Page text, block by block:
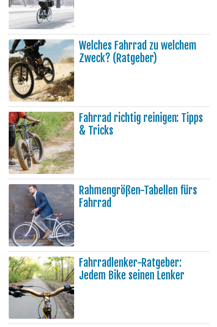
Welches Fahrrad zu welchem
Zweck? (Ratgeber)
Fahrrad richtig reinigen: Tipps
& Tricks
Rahmengrößen-Tabellen fürs
Fahrrad
Fahrradlenker-Ratgeber:
Jedem Bike seinen Lenker